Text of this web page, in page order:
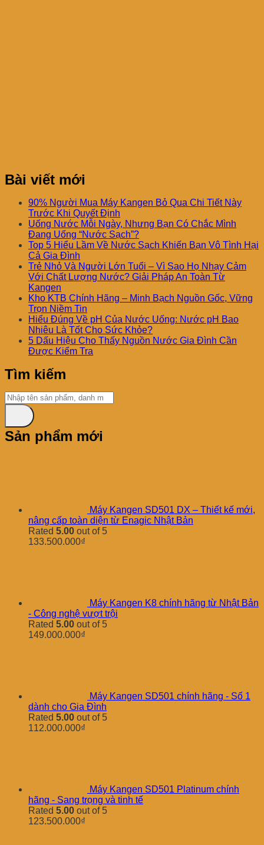
Bài viết mới
90% Người Mua Máy Kangen Bỏ Qua Chi Tiết Này
Trước Khi Quyết Định
Uống Nước Mỗi Ngày, Nhưng Bạn Có Chắc Mình
Đang Uống “Nước Sạch”?
Top 5 Hiểu Lầm Về Nước Sạch Khiến Bạn Vô Tình Hại
Cả Gia Đình
Trẻ Nhỏ Và Người Lớn Tuổi – Vì Sao Họ Nhạy Cảm
Với Chất Lượng Nước? Giải Pháp An Toàn Từ
Kangen
Kho KTB Chính Hãng – Minh Bạch Nguồn Gốc, Vững
Trọn Niềm Tin
Hiểu Đúng Về pH Của Nước Uống: Nước pH Bao
Nhiêu Là Tốt Cho Sức Khỏe?
5 Dấu Hiệu Cho Thấy Nguồn Nước Gia Đình Cần
Được Kiểm Tra
Tìm kiếm
Sản phẩm mới
Máy Kangen SD501 DX – Thiết kế mới,
nâng cấp toàn diện từ Enagic Nhật Bản
Rated 5.00 out of 5
133.500.000₫
Máy Kangen K8 chính hãng từ Nhật Bản
- Công nghệ vượt trội
Rated 5.00 out of 5
149.000.000₫
Máy Kangen SD501 chính hãng - Số 1
dành cho Gia Đình
Rated 5.00 out of 5
112.000.000₫
Máy Kangen SD501 Platinum chính
hãng - Sang trọng và tinh tế
Rated 5.00 out of 5
123.500.000₫